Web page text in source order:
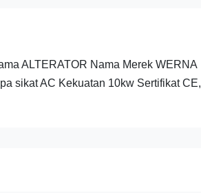
ALTERATOR Nama Merek WERNA
sikat AC Kekuatan 10kw Sertifikat CE,